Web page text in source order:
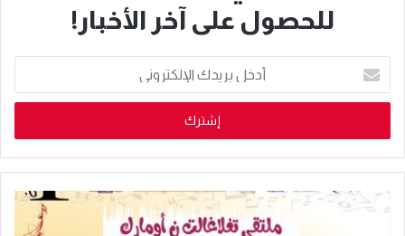
للحصول على آخر الأخبار!
بريدك
الإلكتروني